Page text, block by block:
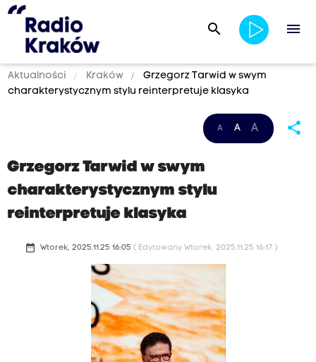
search menu
Aktualności Kraków
Grzegorz Tarwid w swym
charakterystycznym stylu reinterpretuje klasyka
A A A share
Grzegorz Tarwid w swym
charakterystycznym stylu
reinterpretuje klasyka
date_range Wtorek, 2025.11.25 16:05 ( Edytowany Wtorek, 2025.11.25 16:17 )